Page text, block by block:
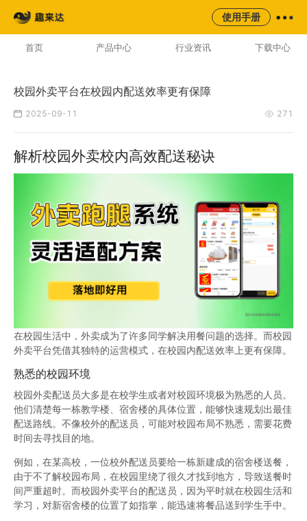
使用手册
首页 产品中心 行业资讯 下载中心
AI云配服务生态平台
校园外卖平台在校园内配送效率更有保障
2025-09-11 271
解析校园外卖校内高效配送秘诀
在校园生活中，外卖成为了许多同学解决用餐问题的选择。而校园
外卖平台凭借其独特的运营模式，在校园内配送效率上更有保障。
熟悉的校园环境
校园外卖配送员大多是在校学生或者对校园环境极为熟悉的人员。
他们清楚每一栋教学楼、宿舍楼的具体位置，能够快速规划出最佳
配送路线。不像校外的配送员，可能对校园布局不熟悉，需要花费
时间去寻找目的地。
例如，在某高校，一位校外配送员要给一栋新建成的宿舍楼送餐，
由于不了解校园布局，在校园里绕了很久才找到地方，导致送餐时
间严重超时。而校园外卖平台的配送员，因为平时就在校园生活和
学习，对新宿舍楼的位置了如指掌，能迅速将餐品送到学生手中。